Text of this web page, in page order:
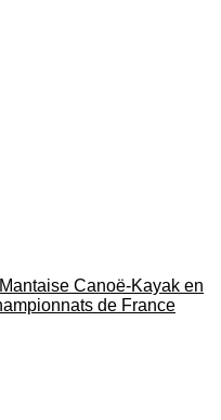
Canoë‑Kayak en
de France